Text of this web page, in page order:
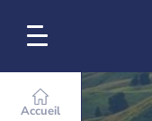
Accueil